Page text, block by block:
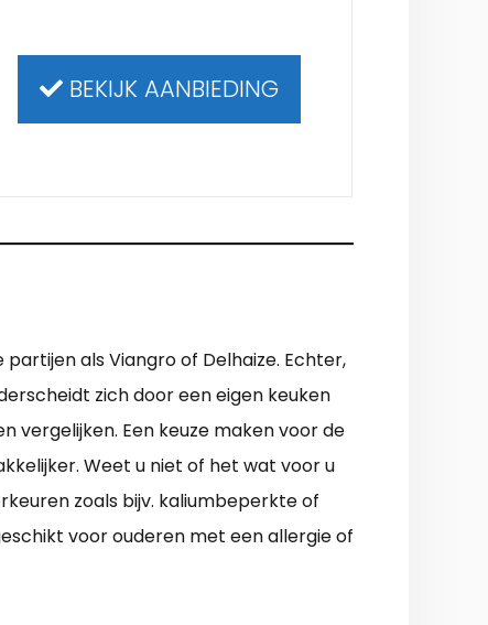
BEKIJK AANBIEDING
als Viangro of Delhaize. Echter,
zich door een eigen keuken
vergelijken. Een keuze maken voor de
Weet u niet of het wat voor u
zoals bijv. kaliumbeperkte of
voor ouderen met een allergie of